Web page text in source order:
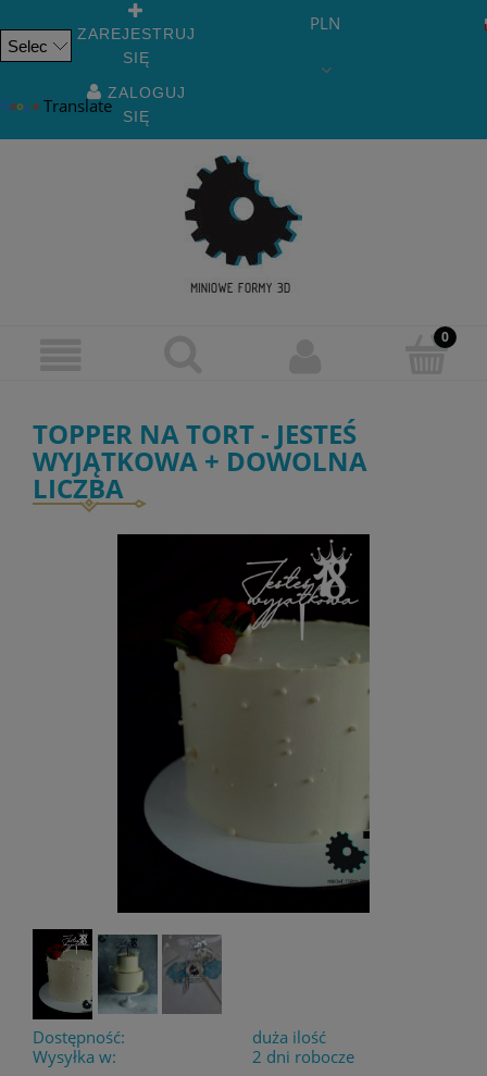
Translate
ZAREJESTRUJ
SIĘ
ZALOGUJ
SIĘ
PLN
TOPPER NA TORT - JESTEŚ
WYJĄTKOWA + DOWOLNA
LICZBA
Dostępność:
duża ilość
Wysyłka w:
2 dni robocze